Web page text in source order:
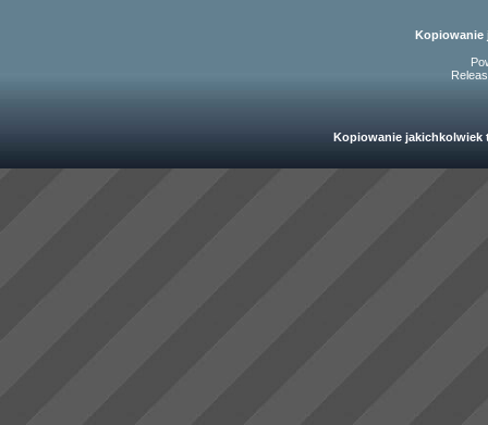
Kopiowanie